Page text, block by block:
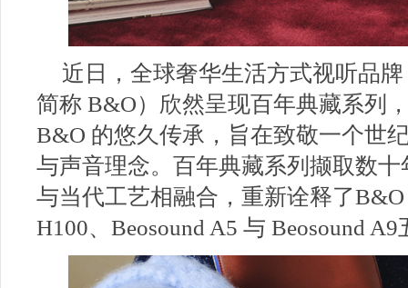
近日，全球奢华生活方式视听品
简称 B&O）欣然呈现百年典藏系列
B&O 的悠久传承，旨在致敬一个世
与声音理念。百年典藏系列撷取数
与当代工艺相融合，重新诠释了
H100、Beosound A5 与 Beosound A9